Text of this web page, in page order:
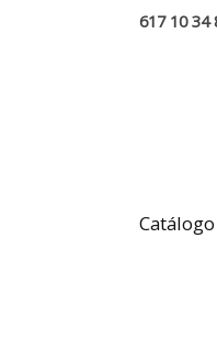
617 10 34
Catálogo